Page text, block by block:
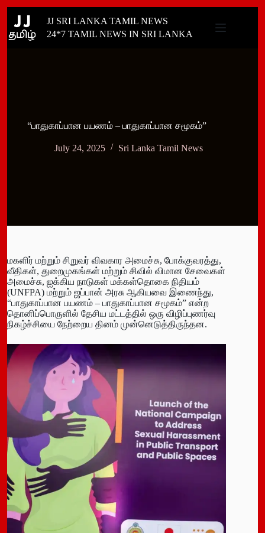
content
JJ SRI LANKA TAMIL NEWS
24*7 TAMIL NEWS IN SRI LANKA
“பாதுகாப்பான பயணம் – பாதுகாப்பான சமூகம்”
July 24, 2025 Sri Lanka Tamil News
மகளிர் மற்றும் சிறுவர் விவகார அமைச்சு, போக்குவரத்து,
வீதிகள், துறைமுகங்கள் மற்றும் சிவில் விமான சேவைகள்
அமைச்சு, ஐக்கிய நாடுகள் மக்கள்தொகை நிதியம்
(UNFPA) மற்றும் ஜப்பான் அரசு ஆகியவை இணைந்து,
“பாதுகாப்பான பயணம் – பாதுகாப்பான சமூகம்” என்ற
தொனிப்பொருளில் தேசிய மட்டத்தில் ஒரு விழிப்புணர்வு
நிகழ்ச்சியை நேற்றைய தினம் முன்னெடுத்திருந்தன.